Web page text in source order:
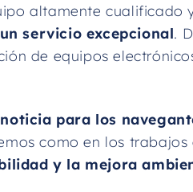
altamente cualificado
servicio excepcional.
de equipos
para los
como en los trabajos
y la mejora